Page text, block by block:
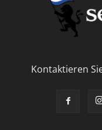
Kontaktieren